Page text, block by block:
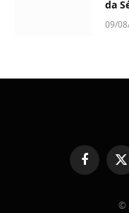
da
09/
FacebookX
©